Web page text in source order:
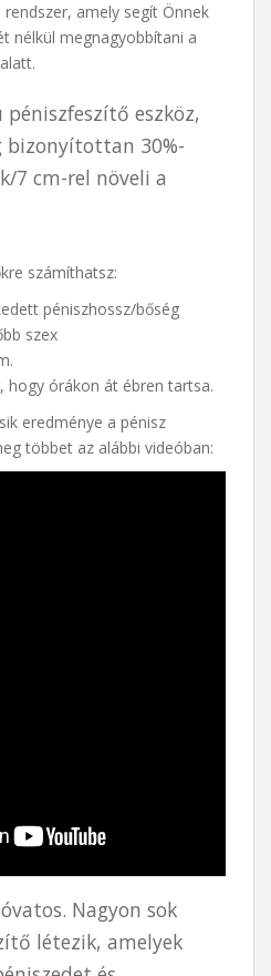
amely segít Önnek
nélkül megnagyobbítani a
péniszfeszítő eszköz,
bizonyítottan 30%-
7 cm-rel növeli a
számíthatsz:
péniszhossz/bőség
szex
hogy órákon át ébren tartsa.
eredménye a pénisz
többet az alábbi videóban:
Nagyon sok
létezik, amelyek